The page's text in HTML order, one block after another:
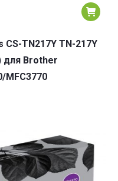
TN217Y TN-217Y
для Brother
MFC3770